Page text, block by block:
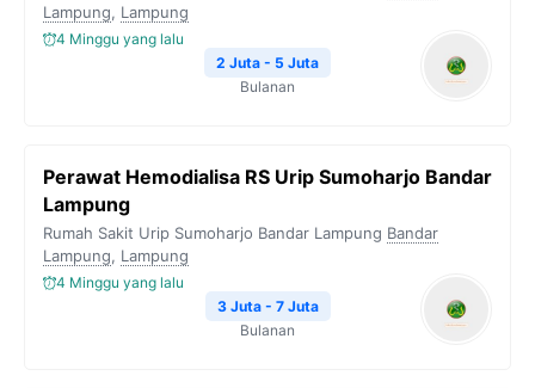
Lampung, Lampung
4 Minggu yang lalu
2 Juta - 5 Juta
Bulanan
Perawat Hemodialisa RS Urip Sumoharjo Bandar
Lampung
Rumah Sakit Urip Sumoharjo Bandar Lampung Bandar
Lampung, Lampung
4 Minggu yang lalu
3 Juta - 7 Juta
Bulanan